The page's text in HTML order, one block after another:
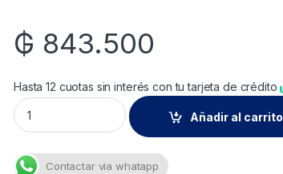
₲ 843.500
Hasta 12 cuotas sin interés con tu tarjeta de crédito
6090-2 Vinilplus Mate Negro 5 Kg. quantity
Añadir al carrito
Contactar via whatapp